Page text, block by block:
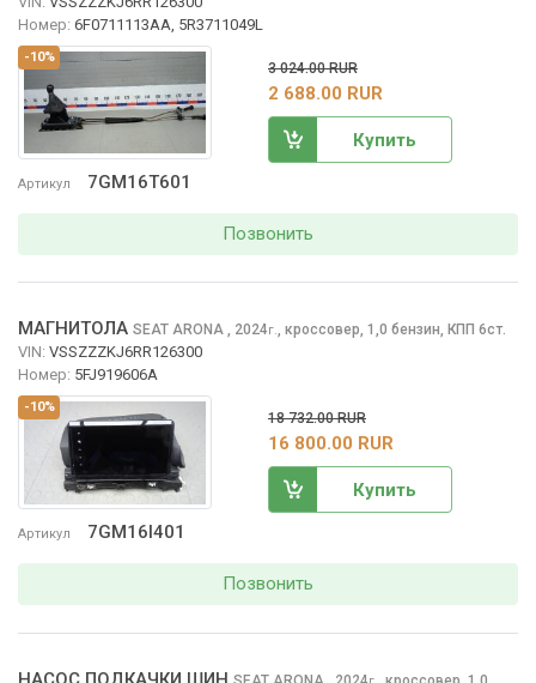
-10%
Артикул 7GM16T601
Номер: 6F0711113AA, 5R3711049L
3 024.00 RUR
2 688.00 RUR
Купить
Позвонить
-10%
Артикул 7GM16I401
МАГНИТОЛА SEAT ARONA , 2024г., кроссовер, 1,0 бензин, КПП 6ст.
VIN: VSSZZZKJ6RR126300
Номер: 5FJ919606A
18 732.00 RUR
16 800.00 RUR
Купить
Позвонить